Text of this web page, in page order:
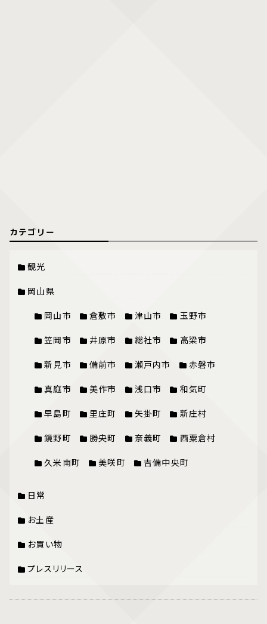
カテゴリー
観光
岡山県
岡山市 倉敷市 津山市 玉野市
笠岡市 井原市 総社市 高梁市
新見市 備前市 瀬戸内市 赤磐市
真庭市 美作市 浅口市 和気町
早島町 里庄町 矢掛町 新庄村
鏡野町 勝央町 奈義町 西粟倉村
久米南町 美咲町 吉備中央町
日常
お土産
お買い物
プレスリリース